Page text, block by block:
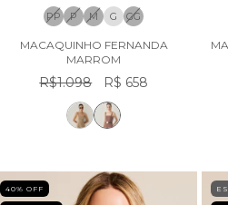
PP P M G GG
MACAQUINHO FERNANDA
MARROM
R$1.098 R$ 658
40% OFF